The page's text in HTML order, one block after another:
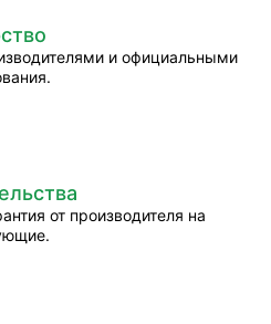
и официальными
от производителя на